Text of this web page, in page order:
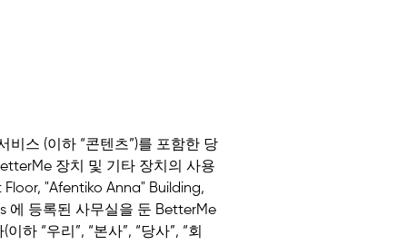
비스 (이하 “콘텐츠”)를 포함한 당
장치 및 기타 장치의 사용
Floor, "Afentiko Anna" Building,
에 등록된 사무실을 둔 BetterMe
하 “우리”, “본사”, “당사”, “회